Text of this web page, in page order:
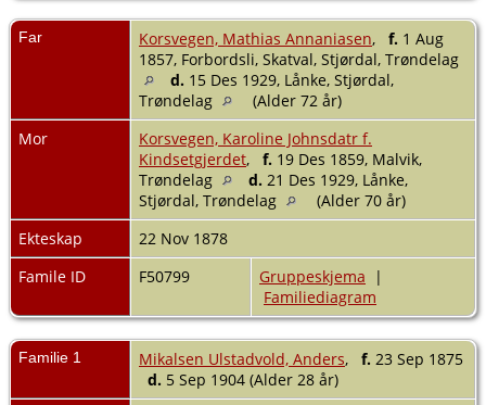
Far Korsvegen, Mathias Annaniasen, f. 1 Aug
1857, Forbordsli, Skatval, Stjørdal, Trøndelag
d. 15 Des 1929, Lånke, Stjørdal,
Trøndelag
(Alder 72 år)
Mor
Korsvegen, Karoline Johnsdatr f.
Kindsetgjerdet, f. 19 Des 1859, Malvik,
Trøndelag
d. 21 Des 1929, Lånke,
Stjørdal, Trøndelag
(Alder 70 år)
Ekteskap
22 Nov 1878
Famile ID
F50799 Gruppeskjema |
Familiediagram
Familie 1 Mikalsen Ulstadvold, Anders, f. 23 Sep 1875
d. 5 Sep 1904 (Alder 28 år)